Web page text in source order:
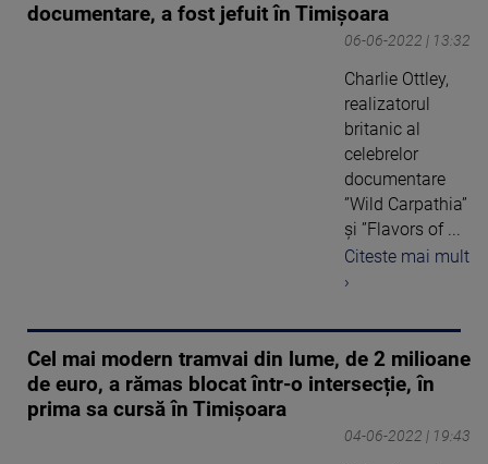
documentare, a fost jefuit în Timișoara
06-06-2022 | 13:32
Charlie Ottley,
realizatorul
britanic al
celebrelor
documentare
”Wild Carpathia”
şi ”Flavors of ...
Citeste mai mult
›
Cel mai modern tramvai din lume, de 2 milioane
de euro, a rămas blocat într-o intersecție, în
prima sa cursă în Timișoara
04-06-2022 | 19:43